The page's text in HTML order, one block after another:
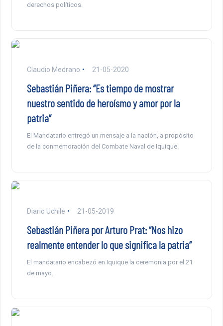
derechos políticos.
Claudio Medrano 21-05-2020
Sebastián Piñera: “Es tiempo de mostrar
nuestro sentido de heroísmo y amor por la
patria”
El Mandatario entregó un mensaje a la nación, a propósito
de la conmemoración del Combate Naval de Iquique.
Diario Uchile 21-05-2019
Sebastián Piñera por Arturo Prat: “Nos hizo
realmente entender lo que significa la patria”
El mandatario encabezó en Iquique la ceremonia por el 21
de mayo.